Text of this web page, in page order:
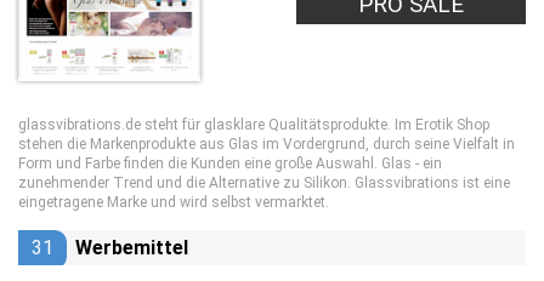
glassvibrations.de steht für glasklare Qualitätsprodukte. Im Erotik Shop
stehen die Markenprodukte aus Glas im Vordergrund, durch seine Vielfalt in
Form und Farbe finden die Kunden eine große Auswahl. Glas - ein
zunehmender Trend und die Alternative zu Silikon. Glassvibrations ist eine
eingetragene Marke und wird selbst vermarktet.
31 Werbemittel